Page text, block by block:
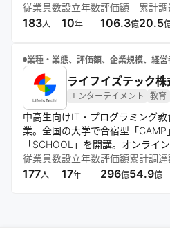
WORKS」などのプラットフォー
環を創出し、多様な職種スキルの
従業員数
183人
設立年数
10年
評価額
106.3億
累計
20.5
業種・業態、評価額、企業規模、経
ライフイズテック株
エンターテイメント 教育
中高生向けIT・プログラミング
業。全国の大学で合宿型「
「SCHOOL」を開講。オンライ
体・学校・企業向けデジタル人材
ノベーション人材の育成を目指す
従業員数
177人
設立年数
17年
評価額
296億
累計調達
54.9億